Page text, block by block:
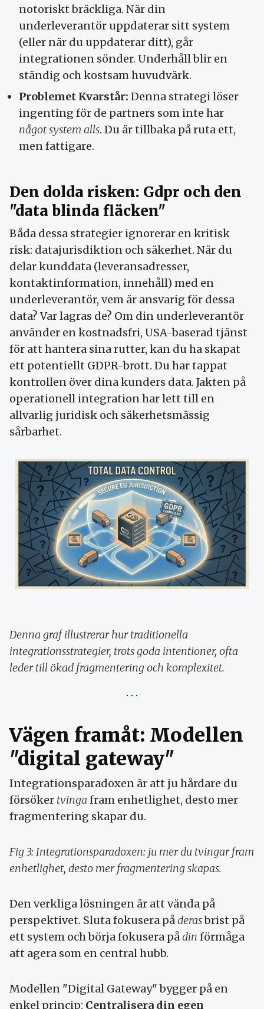
notoriskt bräckliga. När din
underleverantör uppdaterar sitt system
(eller när du uppdaterar ditt), går
integrationen sönder. Underhåll blir en
ständig och kostsam huvudvärk.
Problemet Kvarstår: Denna strategi löser
ingenting för de partners som inte har
något system alls. Du är tillbaka på ruta ett,
men fattigare.
Den dolda risken: Gdpr och den
"data blinda fläcken"
Båda dessa strategier ignorerar en kritisk
risk: datajurisdiktion och säkerhet. När du
delar kunddata (leveransadresser,
kontaktinformation, innehåll) med en
underleverantör, vem är ansvarig för dessa
data? Var lagras de? Om din underleverantör
använder en kostnadsfri, USA-baserad tjänst
för att hantera sina rutter, kan du ha skapat
ett potentiellt GDPR-brott. Du har tappat
kontrollen över dina kunders data. Jakten på
operationell integration har lett till en
allvarlig juridisk och säkerhetsmässig
sårbarhet.
Denna graf illustrerar hur traditionella
integrationsstrategier, trots goda intentioner, ofta
leder till ökad fragmentering och komplexitet.
Vägen framåt: Modellen
"digital gateway"
Integrationsparadoxen är att ju hårdare du
försöker tvinga fram enhetlighet, desto mer
fragmentering skapar du.
Fig 3: Integrationsparadoxen: ju mer du tvingar fram
enhetlighet, desto mer fragmentering skapas.
Den verkliga lösningen är att vända på
perspektivet. Sluta fokusera påderasbrist på
ett system och börja fokusera pådin förmåga
att agera som en central hubb.
Modellen "Digital Gateway" bygger på en
enkel princip: Centralisera din egen